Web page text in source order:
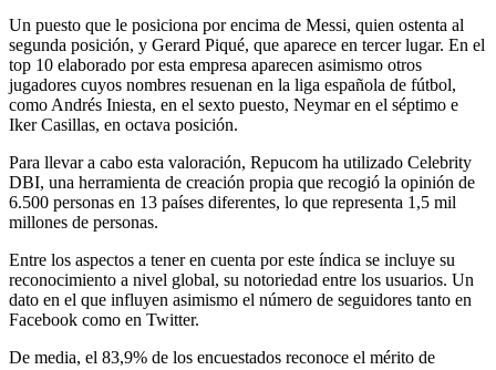
Un puesto que le posiciona por encima de Messi, quien ostenta al
segunda posición, y Gerard Piqué, que aparece en tercer lugar. En el
top 10 elaborado por esta empresa aparecen asimismo otros
jugadores cuyos nombres resuenan en la liga española de fútbol,
como Andrés Iniesta, en el sexto puesto, Neymar en el séptimo e
Iker Casillas, en octava posición.
Para llevar a cabo esta valoración, Repucom ha utilizado Celebrity
DBI, una herramienta de creación propia que recogió la opinión de
6.500 personas en 13 países diferentes, lo que representa 1,5 mil
millones de personas.
Entre los aspectos a tener en cuenta por este índica se incluye su
reconocimiento a nivel global, su notoriedad entre los usuarios. Un
dato en el que influyen asimismo el número de seguidores tanto en
Facebook como en Twitter.
De media, el 83,9% de los encuestados reconoce el mérito de